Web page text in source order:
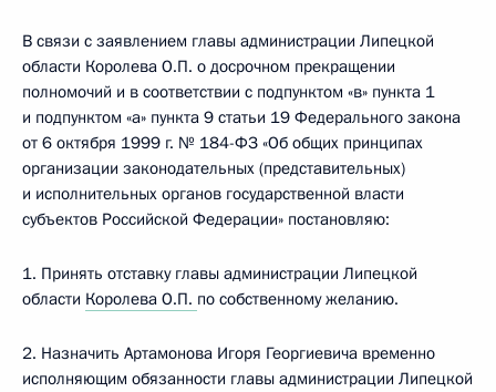
В связи с заявлением главы администрации Липецкой
области Королева О.П. о досрочном прекращении
полномочий и в соответствии с подпунктом «в» пункта 1
и подпунктом «а» пункта 9 статьи 19 Федерального закона
от 6 октября 1999 г. № 184-ФЗ «Об общих принципах
организации законодательных (представительных)
и исполнительных органов государственной власти
субъектов Российской Федерации» постановляю:
1. Принять отставку главы администрации Липецкой
области Королева О.П. по собственному желанию.
2. Назначить Артамонова Игоря Георгиевича временно
исполняющим обязанности главы администрации Липецкой